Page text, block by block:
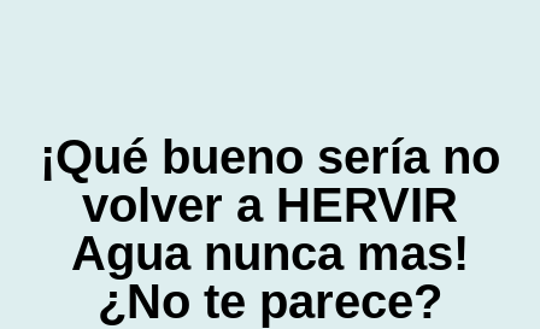
¡Qué bueno sería no
volver a HERVIR
Agua nunca mas!
¿No te parece?